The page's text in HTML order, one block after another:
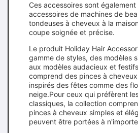
Ces accessoires sont
accessoires de machines de
tondeuses à cheveux à la
coupe soignée et précise.
Le produit Holiday Hair
gamme de styles, des modèles
aux modèles audacieux et
comprend des pinces à
inspirés des fêtes comme des
neige.Pour ceux qui préfèrent
classiques, la collection
pinces à cheveux simples et
peuvent être portées à